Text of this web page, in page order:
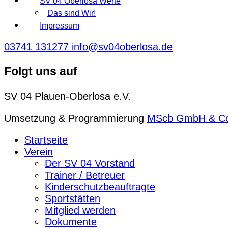
Das sind Wir!
Impressum
03741 131277 info@sv04oberlosa.de
Folgt uns auf
SV 04 Plauen-Oberlosa e.V.
Umsetzung & Programmierung MScb GmbH &
Startseite
Verein
Der SV 04 Vorstand
Trainer / Betreuer
Kinderschutzbeauftragte
Sportstätten
Mitglied werden
Dokumente